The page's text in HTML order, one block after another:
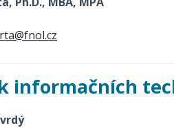
informačních